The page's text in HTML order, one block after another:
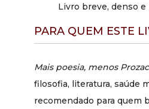
Livro breve, denso
PARA QUEM ESTE
Mais poesia, menos Prozac
filosofia, literatura, saúde
recomendado para quem